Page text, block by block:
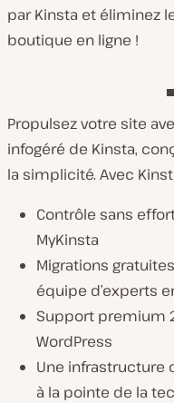
par Kinsta et éliminez
boutique en ligne !
Propulsez votre site
infogéré de Kinsta,
la simplicité. Avec
Contrôle sans
MyKinsta
Migrations
équipe d’experts
Support premium
WordPress
Une infrastructure
à la pointe de la